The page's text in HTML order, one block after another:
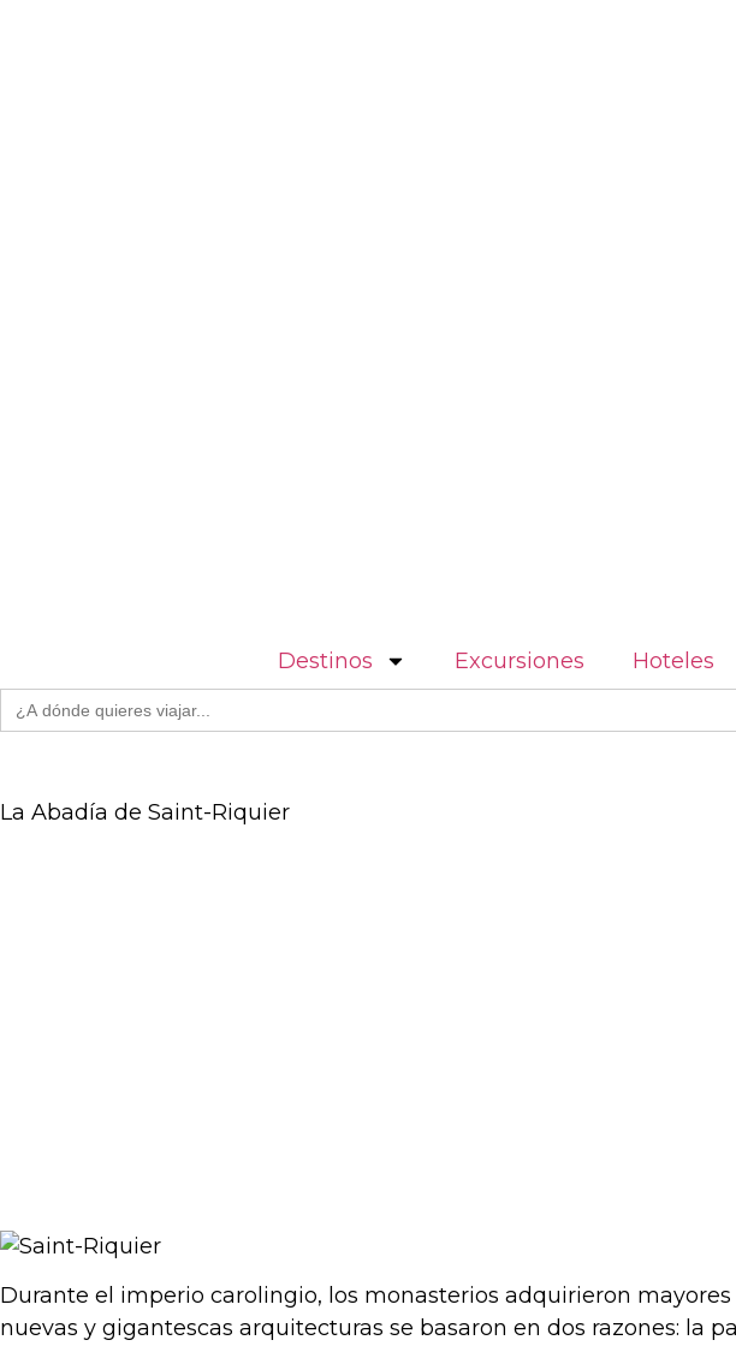
Destinos Excursiones Hoteles
Buscar:
La Abadía de Saint-Riquier
Durante el imperio carolingio, los monasterios adquirieron
nuevas y gigantescas arquitecturas se basaron en dos razones: la